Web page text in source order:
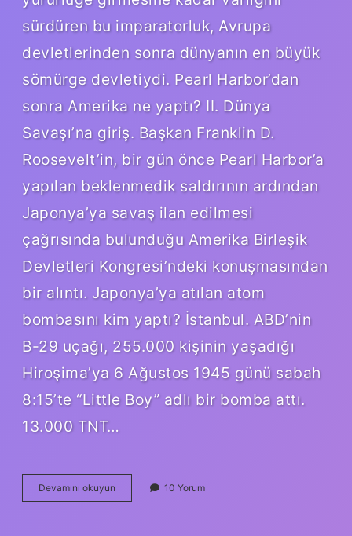
sürdüren bu imparatorluk, Avrupa
devletlerinden sonra dünyanın en büyük
sömürge devletiydi. Pearl Harbor’dan
sonra Amerika ne yaptı? II. Dünya
Savaşı’na giriş. Başkan Franklin D.
Roosevelt’in, bir gün önce Pearl Harbor’a
yapılan beklenmedik saldırının ardından
Japonya’ya savaş ilan edilmesi
çağrısında bulunduğu Amerika Birleşik
Devletleri Kongresi’ndeki konuşmasından
bir alıntı. Japonya’ya atılan atom
bombasını kim yaptı? İstanbul. ABD’nin
B-29 uçağı, 255.000 kişinin yaşadığı
Hiroşima’ya 6 Ağustos 1945 günü sabah
8:15’te “Little Boy” adlı bir bomba attı.
13.000 TNT…
Devamını okuyun Amerika
Japonya
10 Yorum